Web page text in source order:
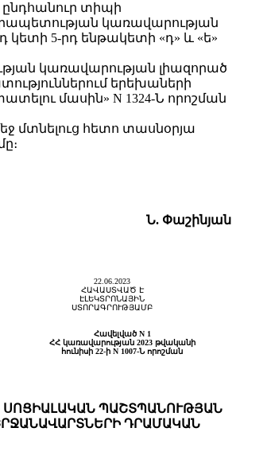
տիպի
կառավարության
կետի 5-րդ ենթակետի «դ» և «ե»
կառավարության լիազորած
երեխաների
մասին» N 1324-Ն որոշման
մտնելուց հետո տասնօրյա
Ն. Փաշինյան
22.06.2023
ՀԱՎԱՍՏՎԱԾ Է
ԷԼԵԿՏՐՈՆԱՅԻՆ
ՍՏՈՐԱԳՐՈՒԹՅԱՄԲ
Հավելված N 1
ՀՀ կառավարության 2023 թվականի
հունիսի 22-ի N 1007-Ն որոշման
ՊԱՇՏՊԱՆՈՒԹՅԱՆ
ԴՐԱՄԱԿԱՆ